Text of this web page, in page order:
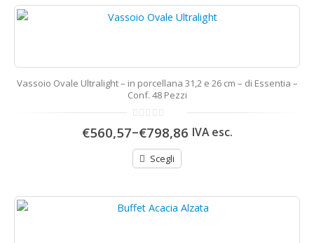
Vassoio Ovale Ultralight – in porcellana 31,2 e 26 cm – di Essentia –
Conf. 48 Pezzi
0
di
€560,57–€798,86 IVA esc.
Scegli